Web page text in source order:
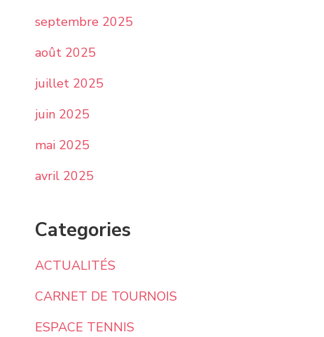
septembre 2025
août 2025
juillet 2025
juin 2025
mai 2025
avril 2025
Categories
ACTUALITÉS
CARNET DE TOURNOIS
ESPACE TENNIS